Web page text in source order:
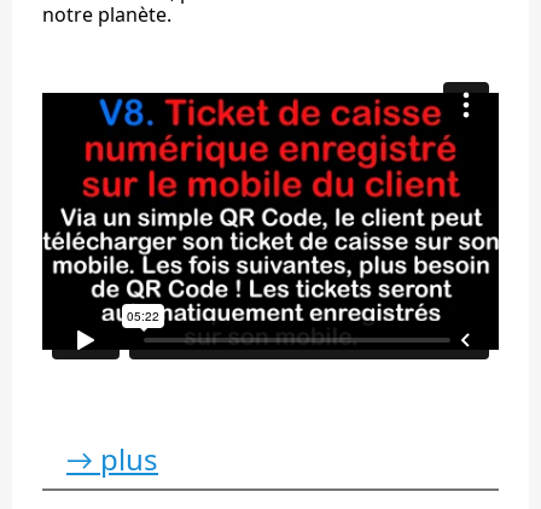
notre planète.
→ plus